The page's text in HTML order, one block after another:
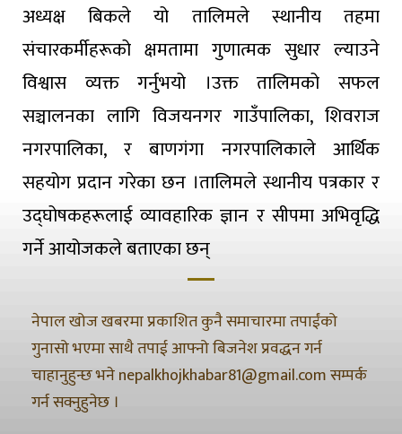
अध्यक्ष बिकले यो तालिमले स्थानीय तहमा
संचारकर्मीहरूको क्षमतामा गुणात्मक सुधार ल्याउने
विश्वास व्यक्त गर्नुभयो ।उक्त तालिमको सफल
सञ्चालनका लागि विजयनगर गाउँपालिका, शिवराज
नगरपालिका, र बाणगंगा नगरपालिकाले आर्थिक
सहयोग प्रदान गरेका छन ।तालिमले स्थानीय पत्रकार र
उद्घोषकहरूलाई व्यावहारिक ज्ञान र सीपमा अभिवृद्धि
गर्ने आयोजकले बताएका छन्
नेपाल खोज खबरमा प्रकाशित कुनै समाचारमा तपाईंको
गुनासो भएमा साथै तपाई आफ्नो बिजनेश प्रवद्धन गर्न
चाहानुहुन्छ भने nepalkhojkhabar81@gmail.com सम्पर्क
गर्न सक्नुहुनेछ ।